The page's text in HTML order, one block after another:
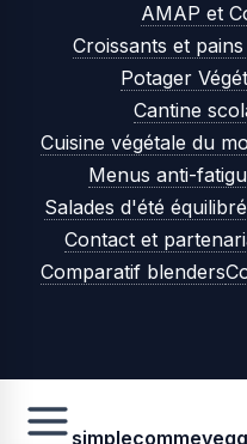
AMAP et
Croissants et
Potager
Cantine
Cuisine végétale du
Menus anti-
Salades d'été
Contact et
Comparatif blenders